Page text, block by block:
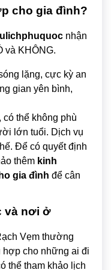
cho gia đình?
nhận
và KHÔNG.
lặng, cực kỳ an
gian yên bình,
thể không phù
lớn tuổi. Dịch vụ
Để có quyết định
thêm kinh
gia đình để cân
và nơi ở
Vẹm thường
hợp cho những ai đi
thể tham khảo lịch